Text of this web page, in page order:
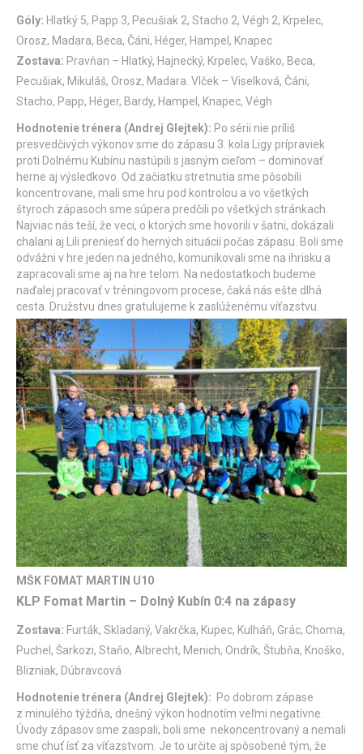
Góly: Hlatký 5, Papp 3, Pecušiak 2, Stacho 2, Végh 2, Krpelec,
Orosz, Madara, Beca, Čáni, Héger, Hampel, Knapec
Zostava: Pravňan – Hlatký, Hajnecký, Krpelec, Vaško, Beca,
Pecušiak, Mikuláš, Orosz, Madara. Vlček – Viselková, Čáni,
Stacho, Papp, Héger, Bardy, Hampel, Knapec, Végh
Hodnotenie trénera (Andrej Glejtek): Po sérii nie príliš
presvedčivých výkonov sme do zápasu 3. kola Ligy prípraviek
proti Dolnému Kubínu nastúpili s jasným cieľom – dominovať
herne aj výsledkovo. Od začiatku stretnutia sme pôsobili
koncentrovane, mali sme hru pod kontrolou a vo všetkých
štyroch zápasoch sme súpera predčili po všetkých stránkach.
Najviac nás teší, že veci, o ktorých sme hovorili v šatni, dokázali
chalani aj Lili preniesť do herných situácií počas zápasu. Boli sme
odvážni v hre jeden na jedného, komunikovali sme na ihrisku a
zapracovali sme aj na hre telom. Na nedostatkoch budeme
naďalej pracovať v tréningovom procese, čaká nás ešte dlhá
cesta. Družstvu dnes gratulujeme k zaslúženému víťazstvu.
MŠK FOMAT MARTIN U10
KLP Fomat Martin – Dolný Kubín 0:4 na zápasy
Zostava: Furták, Skladaný, Vakrčka, Kupec, Kulháň, Grác, Choma,
Puchel, Šarkozi, Staňo, Albrecht, Menich, Ondrík, Štubňa, Knoško,
Blizniak, Dúbravcová
Hodnotenie trénera (Andrej Glejtek): Po dobrom zápase
z minulého týždňa, dnešný výkon hodnotím veľmi negatívne.
Úvody zápasov sme zaspali, boli sme nekoncentrovaný a nemali
sme chuť ísť za víťazstvom. Je to určite aj spôsobené tým, že